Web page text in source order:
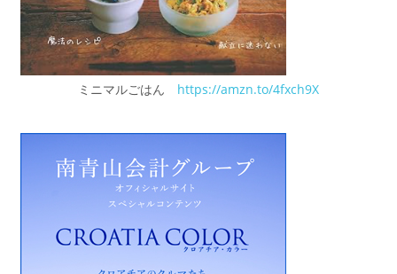
ミニマルごはん https://amzn.to/4fxch9X